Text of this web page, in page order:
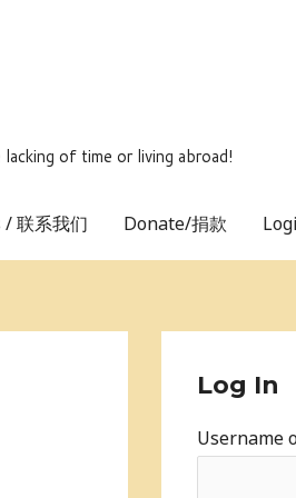
of time or living abroad!
联系我们 Donate/捐款
Log In
Username